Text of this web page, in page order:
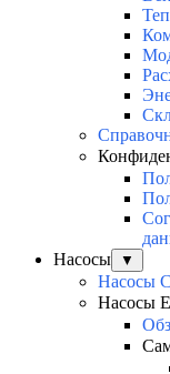
Насосы
▼
Насосы
Насосы